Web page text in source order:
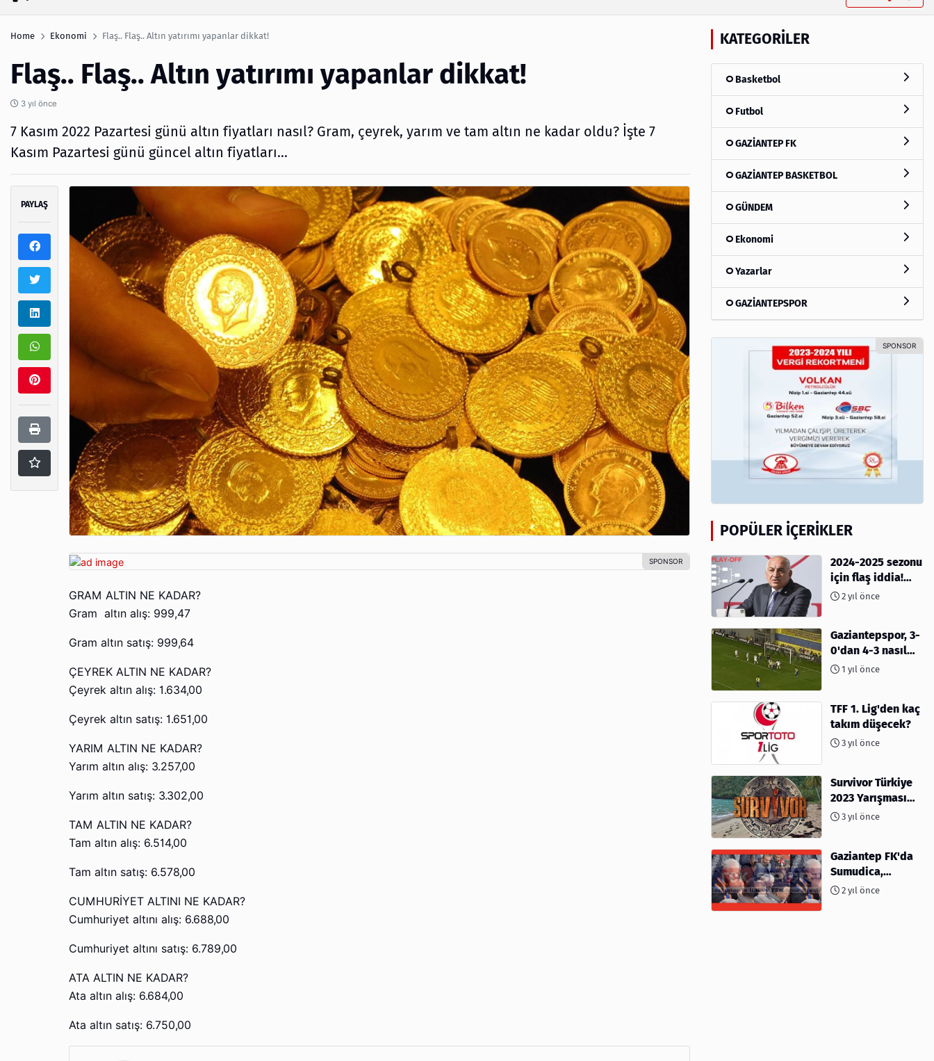
Home Ekonomi Flaş.. Flaş.. Altın yatırımı yapanlar dikkat!
Flaş.. Flaş.. Altın yatırımı yapanlar dikkat!
3 yıl önce
7 Kasım 2022 Pazartesi günü altın fiyatları nasıl? Gram, çeyrek, yarım ve tam altın ne kadar oldu? İşte 7
Kasım Pazartesi günü güncel altın fiyatları...
PAYLAŞ
GRAM ALTIN NE KADAR?
Gram altın alış: 999,47
Gram altın satış: 999,64
ÇEYREK ALTIN NE KADAR?
Çeyrek altın alış: 1.634,00
Çeyrek altın satış: 1.651,00
YARIM ALTIN NE KADAR?
Yarım altın alış: 3.257,00
Yarım altın satış: 3.302,00
TAM ALTIN NE KADAR?
Tam altın alış: 6.514,00
Tam altın satış: 6.578,00
CUMHURİYET ALTINI NE KADAR?
Cumhuriyet altını alış: 6.688,00
Cumhuriyet altını satış: 6.789,00
ATA ALTIN NE KADAR?
Ata altın alış: 6.684,00
Ata altın satış: 6.750,00
KATEGORILER
Basketbol
Futbol
GAZİANTEP FK
GAZİANTEP BASKETBOL
GÜNDEM
Ekonomi
Yazarlar
GAZİANTEPSPOR
POPÜLER İÇERIKLER
2024-2025 sezonu
için flaş iddia!
Play-Off sistemi
2 yıl önce
Gaziantepspor, 3-
0'dan 4-3 nasıl
kaybetti?
1 yıl önce
TFF 1. Lig'den kaç
takım düşecek?
3 yıl önce
Survivor Türkiye
2023 Yarışması
İçin Geri Sayım
3 yıl önce
Gaziantep FK'da
Sumudica,
Başkanı
2 yıl önce